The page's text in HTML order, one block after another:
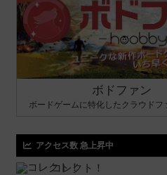
ボドファン
ボードゲームに特化したクラウドフ
アクセス数 急上昇中
コレクト！